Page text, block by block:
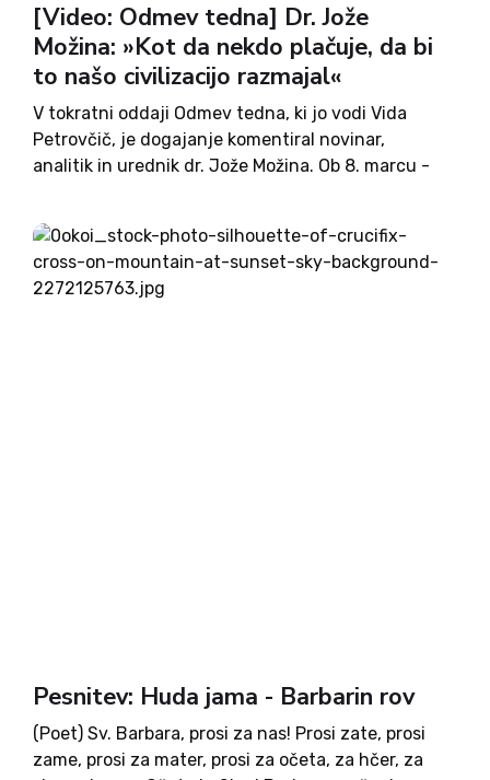
[Video: Odmev tedna] Dr. Jože
Možina: »Kot da nekdo plačuje, da bi
to našo civilizacijo razmajal«
V tokratni oddaji Odmev tedna, ki jo vodi Vida
Petrovčič, je dogajanje komentiral novinar,
analitik in urednik dr. Jože Možina. Ob 8. marcu -
organizirale protestni shod za pravico do splava,
med shodom...
Pesnitev: Huda jama - Barbarin rov
(Poet) Sv. Barbara, prosi za nas! Prosi zate, prosi
zame, prosi za mater, prosi za očeta, za hčer, za